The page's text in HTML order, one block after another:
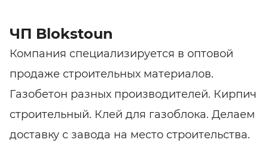
ЧП Blokstoun
Компания специализируется в оптовой
продаже строительных материалов.
Газобетон разных производителей. Кирпич
строительный. Клей для газоблока. Делаем
доставку с завода на место строительства.